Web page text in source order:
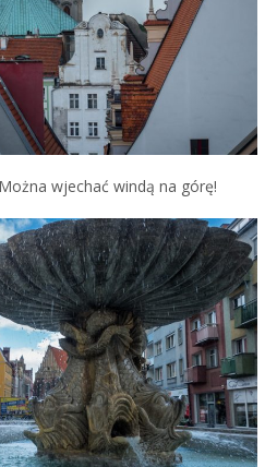
wjechać windą na górę!